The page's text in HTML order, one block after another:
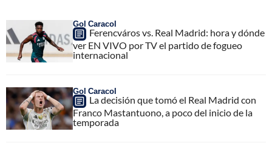
Gol Caracol
Ferencváros vs. Real Madrid: hora y dónde
ver EN VIVO por TV el partido de fogueo
internacional
Gol Caracol
La decisión que tomó el Real Madrid con
Franco Mastantuono, a poco del inicio de la
temporada